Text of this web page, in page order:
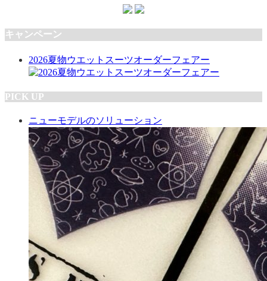
キャンペーン
2026夏物ウエットスーツオーダーフェアー
PICK UP
ニューモデルのソリューション